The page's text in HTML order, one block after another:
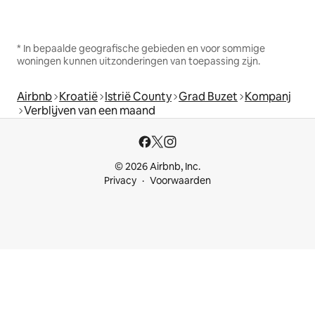
* In bepaalde geografische gebieden en voor sommige
woningen kunnen uitzonderingen van toepassing zijn.
Airbnb Kroatië Istrië County Grad Buzet Kompanj
Verblijven van een maand
© 2026 Airbnb, Inc.
Privacy
Voorwaarden